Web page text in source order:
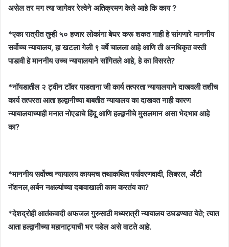
असेल तर मग त्या जागेवर रेल्वेने अतिक्रमण केले आहे कि काय ?
*एका रात्रीत तुम्ही ५० हजार लोकांना बेघर करू शकत नाही हे सांगणारे माननीय
सर्वोच्च न्यायालय, हा खटला गेली ९ वर्षे चालला आहे आणि ती अनधिकृत वस्ती
पाडावी हे माननीय उच्च न्यायालयाने सांगितले आहे, हे का विसरते?
*नॉयडातील २ ट्वीन टॉवर पाडताना जी कार्य तत्परता न्यायालयाने दाखवली तशीच
कार्य तत्परता आता हल्द्वानीच्या बाबतीत न्यायालय का दाखवत नाही कारण
न्यायालयाच्याही मनात नोएडाचे हिंदू आणि हल्द्वानीचे मुसलमान असा भेदभाव आहे
का?
*माननीय सर्वोच्च न्यायालय कायमच तथाकथित पर्यावरणवादी, लिबरल, अँटी
नॅशनल,अर्बन नक्षल्यांच्या दबावाखाली काम करतंय का?
*देशद्रोही आतंकवादी अफजल गुरुसाठी मध्यरात्री न्यायालय उघडण्यात येते; त्यात
आता हल्द्वानीच्या महानाट्याची भर पडेल असे वाटते आहे.